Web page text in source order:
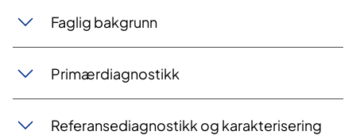
Faglig bakgrunn
Primærdiagnostikk
Referansediagnostikk og karakterisering